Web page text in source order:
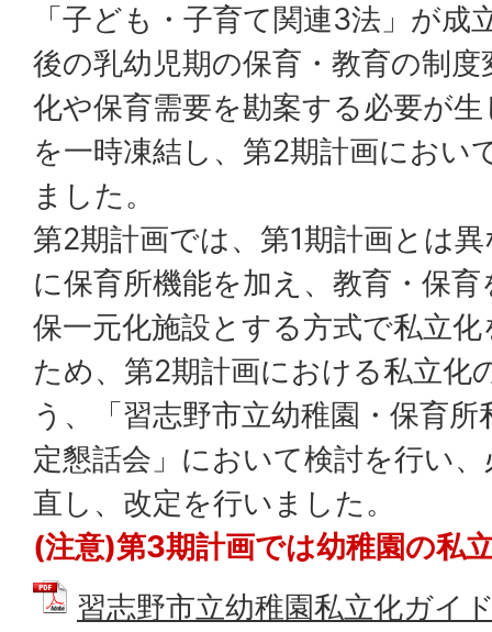
「子ども・子育て関連3法」が
後の乳幼児期の保育・教育の制
化や保育需要を勘案する必要が
を一時凍結し、第2期計画におい
ました。
第2期計画では、第1期計画とは
に保育所機能を加え、教育・保
保一元化施設とする方式で私立
ため、第2期計画における私立化
う、「習志野市立幼稚園・保育
定懇話会」において検討を行い
直し、改定を行いました。
(注意)第3期計画では幼稚園の私
習志野市立幼稚園私立化ガイ